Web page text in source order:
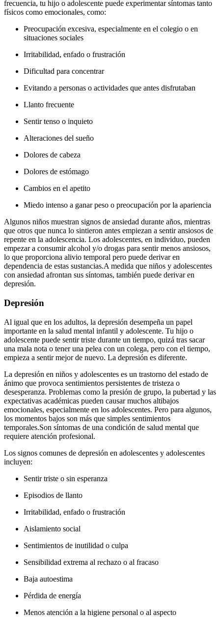
frecuencia, tu hijo o adolescente puede experimentar síntomas tanto
físicos como emocionales, como:
Preocupación excesiva, especialmente en el colegio o en
situaciones sociales
Irritabilidad, enfado o frustración
Dificultad para concentrar
Evitando a personas o actividades que antes disfrutaban
Llanto frecuente
Sentir tenso o inquieto
Alteraciones del sueño
Dolores de cabeza
Dolores de estómago
Cambios en el apetito
Miedo intenso a ganar peso o preocupación por la apariencia
Algunos niños muestran signos de ansiedad durante años, mientras
que otros que nunca lo sintieron antes empiezan a sentir ansiosos de
repente en la adolescencia. Los adolescentes, en individuo, pueden
empezar a consumir alcohol y/o drogas para sentir menos ansiosos,
lo que proporciona alivio temporal pero puede derivar en
dependencia de estas sustancias.A medida que niños y adolescentes
con ansiedad afrontan sus síntomas, también puede derivar en
depresión.
Depresión
Al igual que en los adultos, la depresión desempeña un papel
importante en la salud mental infantil y adolescente. Tu hijo o
adolescente puede sentir triste durante un tiempo, quizá tras sacar
una mala nota o tener una pelea con un colega, pero con el tiempo,
empieza a sentir mejor de nuevo. La depresión es diferente.
La depresión en niños y adolescentes es un trastorno del estado de
ánimo que provoca sentimientos persistentes de tristeza o
desesperanza. Problemas como la presión de grupo, la pubertad y las
expectativas académicas pueden causar muchos altibajos
emocionales, especialmente en los adolescentes. Pero para algunos,
los momentos bajos son más que simples sentimientos
temporales.Son síntomas de una condición de salud mental que
requiere atención profesional.
Los signos comunes de depresión en adolescentes y adolescentes
incluyen:
Sentir triste o sin esperanza
Episodios de llanto
Irritabilidad, enfado o frustración
Aislamiento social
Sentimientos de inutilidad o culpa
Sensibilidad extrema al rechazo o al fracaso
Baja autoestima
Pérdida de energía
Menos atención a la higiene personal o al aspecto